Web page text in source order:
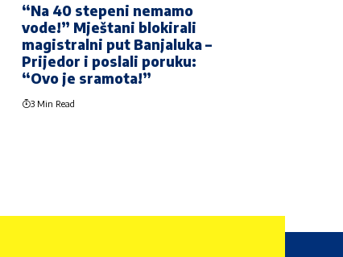
“Na 40 stepeni nemamo
vode!” Mještani blokirali
magistralni put Banjaluka –
Prijedor i poslali poruku:
“Ovo je sramota!”
3 Min Read